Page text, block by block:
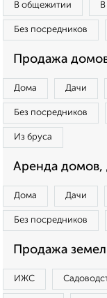
В общежитии
Без посредников
Продажа
Дома Дачи
Без посредников
Из бруса
Аренда домов,
Дома Дачи
Без посредников
Продажа
ИЖС